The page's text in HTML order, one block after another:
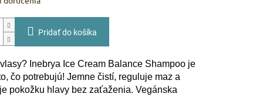
Pridať do košíka
Inebrya Ice Cream Balance Shampoo je
čo potrebujú! Jemne čistí, reguluje maz a
pokožku hlavy bez zaťaženia. Vegánska